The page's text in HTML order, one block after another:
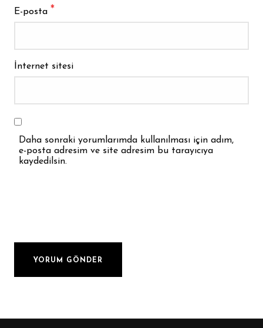
E-posta *
İnternet sitesi
Daha sonraki yorumlarımda kullanılması için adım,
e-posta adresim ve site adresim bu tarayıcıya
kaydedilsin.